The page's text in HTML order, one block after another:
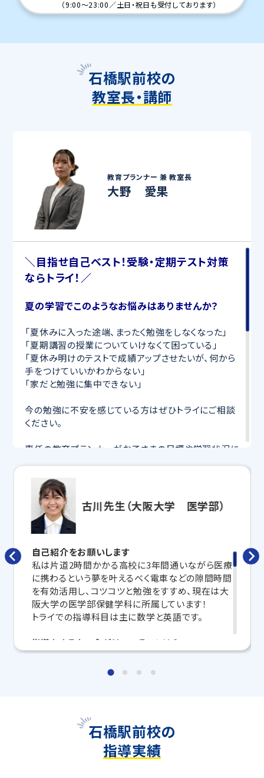
（9:00～23:00 ／土日・祝日も受付しております）
石橋駅前校の
教室長・講師
教育プランナー 兼教室長
大野 愛果
＼目指せ自己ベスト！受験・定期テスト対策
ならトライ！／
夏の学習でこのようなお悩みはありませんか？
「夏休みに入った途端、まったく勉強をしなくなった」
「夏期講習の授業についていけなくて困っている」
「夏休み明けのテストで成績アップさせたいが、何から
手をつけていいかわからない」
「家だと勉強に集中できない」
今の勉強に不安を感じている方はぜひトライにご相談
ください。
専任の教育プランナーがお子さまの目標や学習状況に
寧に教えてくれるから、効率良く成績アップを目指せま
す！
さらに、授業日以外も利用できる「自習スペース」や主
要科目の対策ができる
します。
トライで一緒に、今までで一番成長できる夏にしよ
う！
マンツーマンの無料体験授業、学習相談、教室見学は
教室長兼教育プランナー 大野 愛果
古川先生（大阪大学 医学部）
自己紹介をお願いします
私は片道2時間かかる高校に3年間通いながら医療
に携わるという夢を叶えるべく電車などの隙間時間
を有効活用し、コツコツと勉強をすすめ、現在は大
阪大学の医学部保健学科に所属しています！
トライでの指導科目は主に数学と英語です。
指導をする上で心がけていることは？
生徒さんにすぐに解答解説に頼らずに自分で最後
まで根気強く考え、基礎から応用まで幅広く対応す
の演習で、わからないところはヒントを混じえなが
ら答えが出るまでしっかり見守り、解けた際の喜び
を味わって貰えるよう心がけています。
石橋駅前校の
指導実績